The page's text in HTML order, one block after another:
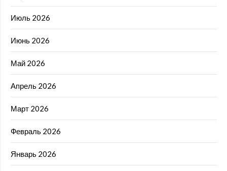
Июль 2026
Июнь 2026
Май 2026
Апрель 2026
Март 2026
Февраль 2026
Январь 2026